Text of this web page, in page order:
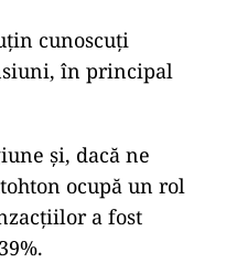
cunoscuți
în principal
și, dacă ne
ocupă un rol
a fost